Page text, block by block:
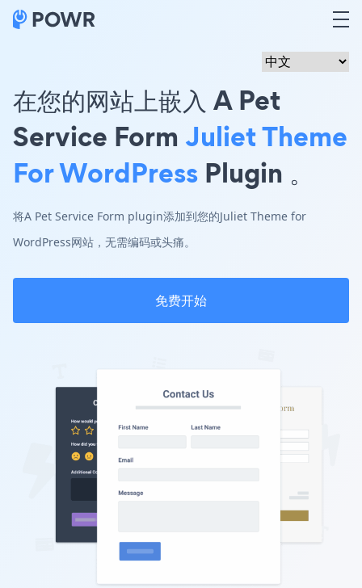
在您的网站上嵌入 A Pet
Service Form Juliet Theme
For WordPress Plugin 。
将A Pet Service Form plugin添加到您的Juliet Theme for
WordPress网站，无需编码或头痛。
免费开始